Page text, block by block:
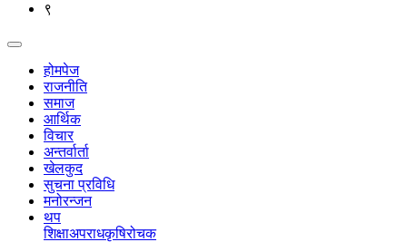
९
होमपेज
राजनीति
समाज
आर्थिक
विचार
अन्तर्वार्ता
खेलकुद
सुचना प्रविधि
मनोरन्जन
थप
शिक्षाअपराधकृषिरोचक